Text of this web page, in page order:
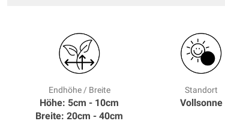
Endhöhe / Breite
Höhe: 5cm - 10cm
Breite: 20cm - 40cm
Standort
Vollsonne